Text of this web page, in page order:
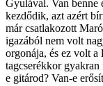
Gyulával. Van benne
kezdődik, azt azért
már csatlakozott
igazából nem volt
orgonája, és ez volt
tagcserékkor
e gitárod? Van-e